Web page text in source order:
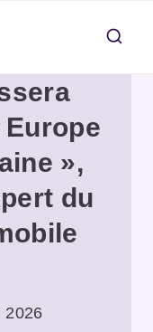
»,
du
2026